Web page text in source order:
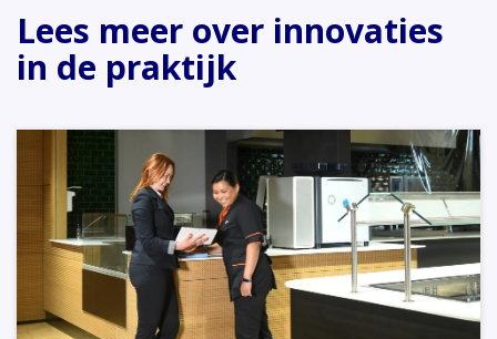
Lees meer over innovaties
in de praktijk